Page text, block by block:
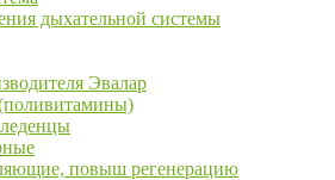
дыхательной системы
Эвалар
повыш регенерацию